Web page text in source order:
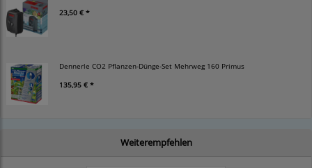
23,50 € *
Dennerle CO2 Pflanzen-Dünge-Set Mehrweg 160 Primus
135,95 € *
Weiterempfehlen